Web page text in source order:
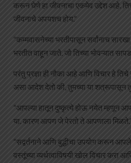
करून घेणे हा जीवनाचा एकमेव उद्देश आहे.
जीवनाचे अपयशच होय.”
“कम्मवासनेच्या भरतीपासून सर्वांनाच
भरतीत वाहून जाते. जो तिच्या भोवऱ्यात
परंतु प्रज्ञा ही नौका आहे आणि विचार हे
असा आदेश देतो की, तुमच्या या शत्रूपासून
“आपल्या हातून दुष्कृत्ये होऊ नयेत म्हणून
या. कारण आपण जे पेरतो ते आपणाला
“सद्वर्तनाने आणि बुद्धीचा उपयोग करून
वस्तूंच्या व्यर्थत्वाविषयी खोल विचार करा